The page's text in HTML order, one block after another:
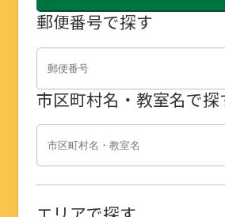
郵便番号で探す
市区町村名・教室名で探